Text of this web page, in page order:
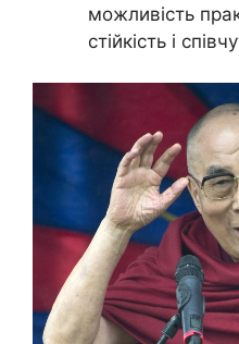
можливість
стійкість і